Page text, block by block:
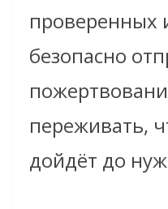
проверенных
безопасно
переживать,
дойдёт до